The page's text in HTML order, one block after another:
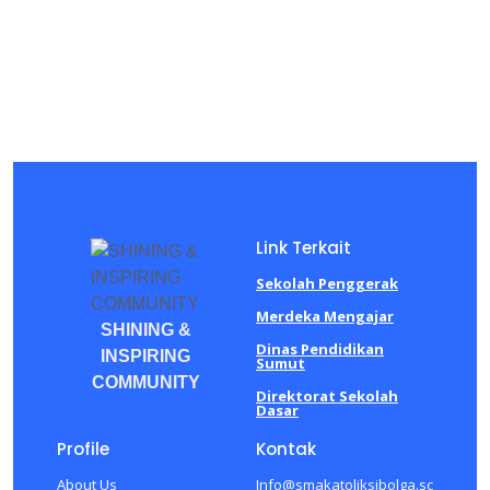
SHINING &
INSPIRING
COMMUNITY
Link Terkait
Sekolah Penggerak
Merdeka Mengajar
Dinas Pendidikan
Sumut
Direktorat Sekolah
Dasar
Profile
About Us
Kontak
Info@smakatoliksibolga.sc